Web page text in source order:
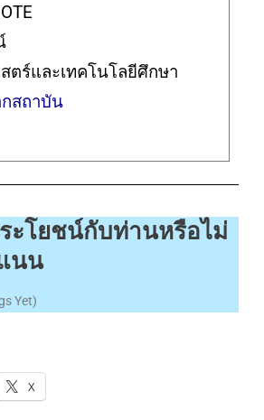
ตร์และเทคโนโลยีศึกษา
สถาบัน
ะโยชน์กับท่านหรือไม่
นน
Yet)
X